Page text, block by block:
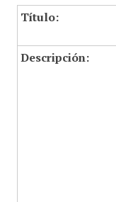
Título:
Descripción: